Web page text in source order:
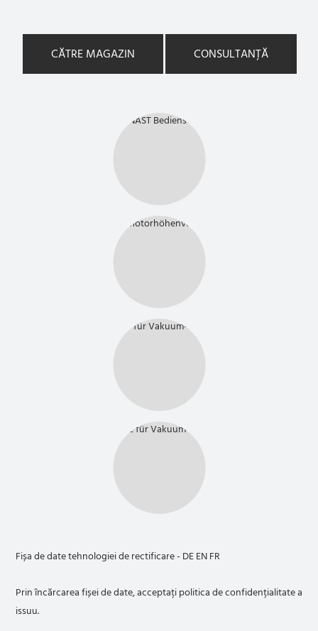
CĂTRE MAGAZIN CONSULTANȚĂ
Fișa de date tehnologiei de rectificare - DE EN FR
Prin încărcarea fișei de date, acceptați politica de confidențialitate a
issuu.